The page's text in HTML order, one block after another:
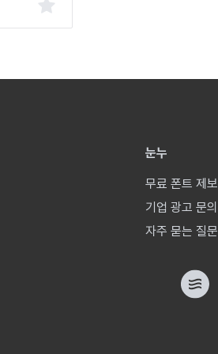
눈누
무료 폰트 제보
기업 광고 문의
자주 묻는 질문